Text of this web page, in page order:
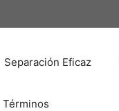
Separación Eficaz
Términos